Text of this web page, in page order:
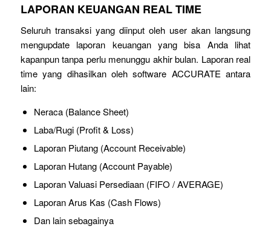
LAPORAN KEUANGAN REAL TIME
Seluruh transaksi yang diinput oleh user akan langsung
mengupdate laporan keuangan yang bisa Anda lihat
kapanpun tanpa perlu menunggu akhir bulan. Laporan real
time yang dihasilkan oleh software ACCURATE antara
lain:
Neraca (Balance Sheet)
Laba/Rugi (Profit & Loss)
Laporan Piutang (Account Receivable)
Laporan Hutang (Account Payable)
Laporan Valuasi Persediaan (FIFO / AVERAGE)
Laporan Arus Kas (Cash Flows)
Dan lain sebagainya